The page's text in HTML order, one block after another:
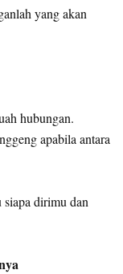
yang akan
hubungan.
apabila antara
siapa dirimu dan